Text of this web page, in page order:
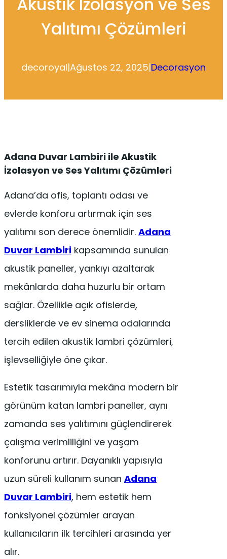
Yalıtımı Çözümleri
decoroyal|Ağustos 22, 2025|Decorasyon
Adana Duvar Lambiri ile Akustik
İzolasyon ve Ses Yalıtımı Çözümleri
Adana’da ofis, toplantı odası ve
evlerde konforu artırmak için ses
yalıtımı son derece önemlidir. Adana
Duvar Lambiri kapsamında sunulan
akustik paneller, yankıyı azaltarak
mekânlarda daha huzurlu bir ortam
sağlar. Özellikle açık ofislerde,
dersliklerde ve ev sinema odalarında
tercih edilen akustik lambri çözümleri,
işlevselliğiyle öne çıkar.
Estetik tasarımıyla mekâna modern bir
görünüm katan lambri paneller, aynı
zamanda ses yalıtımını güçlendirerek
çalışma verimliliğini ve yaşam
konforunu artırır. Dayanıklı yapısıyla
uzun süreli kullanım sunan Adana
Duvar Lambiri, hem estetik hem
fonksiyonel çözümler arayan
kullanıcıların ilk tercihleri arasında yer
alır.